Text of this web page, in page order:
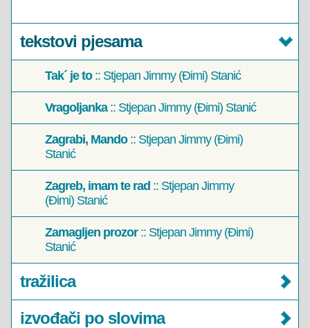
tekstovi pjesama
Tak´ je to:: Stjepan Jimmy (Đimi) Stanić
Vragoljanka:: Stjepan Jimmy (Đimi) Stanić
Zagrabi, Mando:: Stjepan Jimmy (Đimi)
Stanić
Zagreb, imam te rad :: Stjepan Jimmy
(Đimi) Stanić
Zamagljen prozor:: Stjepan Jimmy (Đimi)
Stanić
tražilica
izvođači po slovima